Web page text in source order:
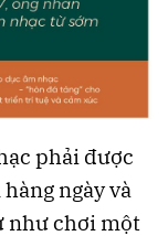
phải được
ngày và
như chơi một